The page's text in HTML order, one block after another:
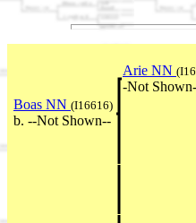
Arie NN
-Not
Boas NN (I16616)
b. --Not Shown--